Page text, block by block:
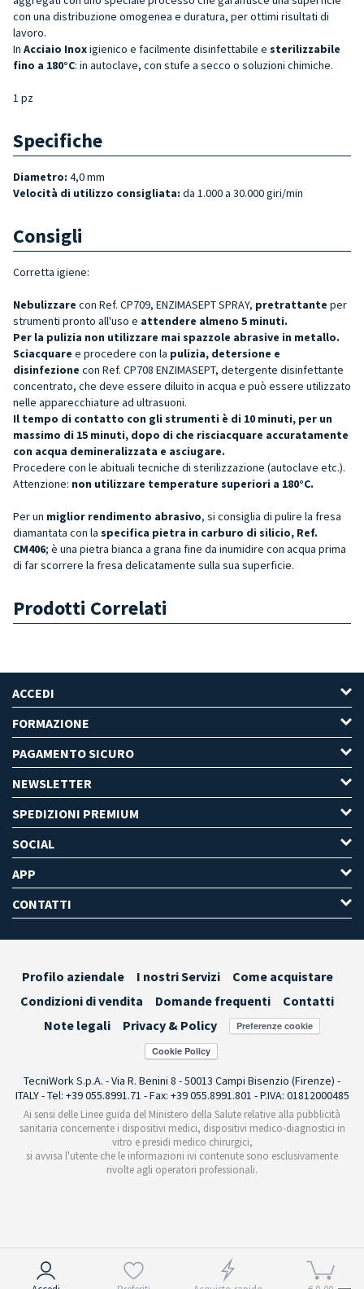
con una distribuzione omogenea e duratura, per ottimi risultati di
lavoro.
In Acciaio Inoxigienico e facilmente disinfettabile e sterilizzabile
fino a 180°C: in autoclave, con stufe a secco o soluzioni chimiche.
1 pz
Specifiche
Diametro: 4,0 mm
Velocità di utilizzo consigliata: da 1.000 a 30.000 giri/min
Consigli
Corretta igiene:
Nebulizzare con Ref. CP709, ENZIMASEPT SPRAY, pretrattante per
strumenti pronto all'uso e attendere almeno 5 minuti.
Per la pulizia non utilizzare mai spazzole abrasive in metallo.
Sciacquare e procedere con la pulizia, detersione e
disinfezione con Ref. CP708 ENZIMASEPT, detergente disinfettante
concentrato, che deve essere diluito in acqua e può essere utilizzato
nelle apparecchiature ad ultrasuoni.
Il tempo di contatto con gli strumenti è di 10 minuti, per un
massimo di 15 minuti, dopo di che risciacquare accuratamente
con acqua demineralizzata e asciugare.
Procedere con le abituali tecniche di sterilizzazione (autoclave etc.).
Attenzione: non utilizzare temperature superiori a 180°C.
Per un miglior rendimento abrasivo, si consiglia di pulire la fresa
diamantata con la specifica pietra in carburo di silicio, Ref.
CM406; è una pietra bianca a grana fine da inumidire con acqua prima
di far scorrere la fresa delicatamente sulla sua superficie.
Prodotti Correlati
ACCEDI
FORMAZIONE
PAGAMENTO SICURO
NEWSLETTER
SPEDIZIONI PREMIUM
SOCIAL
APP
CONTATTI
Profilo aziendale I nostri Servizi
Come acquistare
Condizioni di vendita
Domande frequenti
Contatti
Note legali
Privacy & Policy Preferenze cookie
TecniWork S.p.A. - Via R. Benini 8 - 50013 Campi Bisenzio (Firenze) -
ITALY - Tel: +39 055.8991.71 - Fax: +39 055.8991.801 - P.IVA: 01812000485
Ai sensi delle Linee guida del Ministero della Salute relative alla pubblicità
sanitaria concernente i dispositivi medici, dispositivi medico-diagnostici in
vitro e presidi medico chirurgici,
si avvisa l'utente che le informazioni ivi contenute sono esclusivamente
rivolte agli operatori professionali.
Informativa sulla raccolta